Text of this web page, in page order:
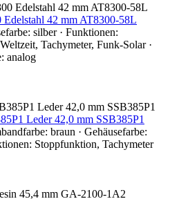
42 mm AT8300-58L
silber · Funktionen:
Tachymeter, Funk-Solar ·
analog
Leder 42,0 mm SSB385P1
braun · Gehäusefarbe:
Stoppfunktion, Tachymeter